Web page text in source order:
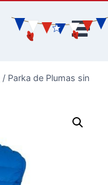
/ Parka de Plumas sin